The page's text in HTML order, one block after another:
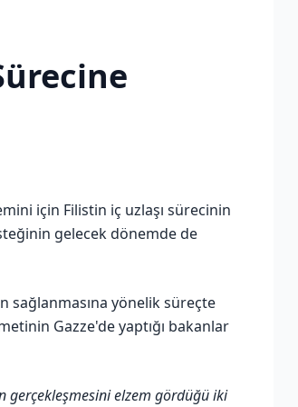
için Filistin iç uzlaşı sürecinin
gelecek dönemde de
sağlanmasına yönelik süreçte
Gazze'de yaptığı bakanlar
gerçekleşmesini elzem gördüğü iki